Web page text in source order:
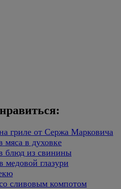
гриле от Сержа Марковича
мяса в духовке
блюд из свинины
глазури
сливовым компотом